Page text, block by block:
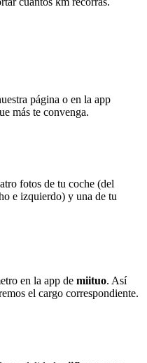
página o en la app
más te convenga.
fotos de tu coche (del
e izquierdo) y una de tu
en la app de miituo. Así
el cargo correspondiente.